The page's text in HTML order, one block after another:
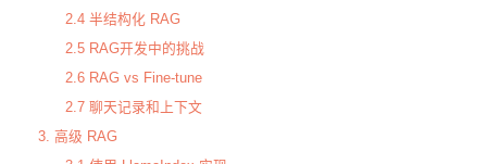
2.4 半结构化 RAG
2.5 RAG开发中的挑战
2.6 RAG vs Fine-tune
2.7 聊天记录和上下文
3. 高级 RAG